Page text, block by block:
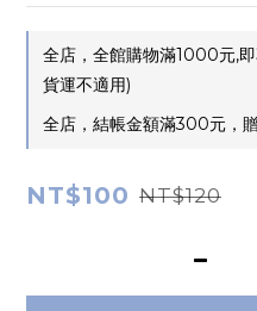
全店，全館購物滿1000元,
貨運不適用)
全店，結帳金額滿300元，
NT$100 NT$120